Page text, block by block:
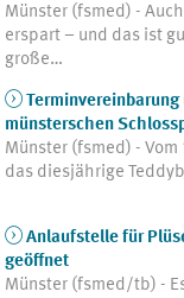
Münster (fsmed) -
erspart – und das ist
große…
münsterschen
Münster (fsmed) -
das diesjährige
Anlaufstelle für
geöffnet
Münster (fsmed/tb) -